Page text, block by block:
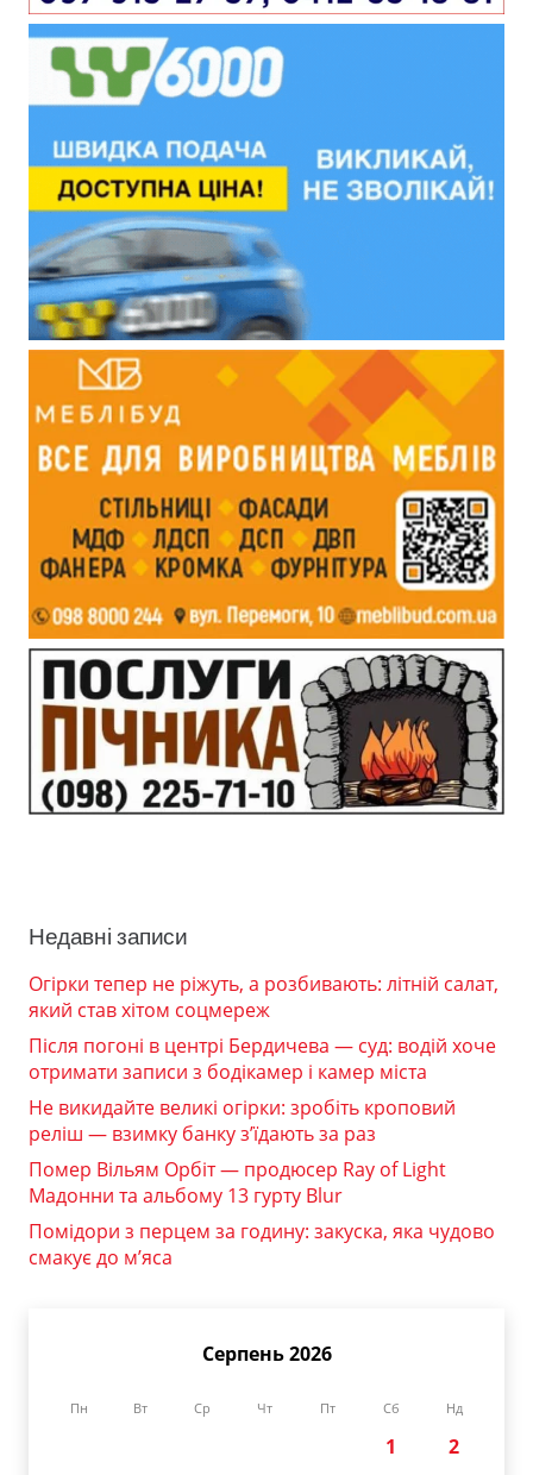
Недавні записи
Огірки тепер не ріжуть, а розбивають: літній салат,
який став хітом соцмереж
Після погоні в центрі Бердичева — суд: водій хоче
отримати записи з бодікамер і камер міста
Не викидайте великі огірки: зробіть кроповий
реліш — взимку банку з’їдають за раз
Помер Вільям Орбіт — продюсер Ray of Light
Мадонни та альбому 13 гурту Blur
Помідори з перцем за годину: закуска, яка чудово
смакує до м’яса
Серпень 2026
Пн Вт Ср Чт Пт Сб Нд
1
2